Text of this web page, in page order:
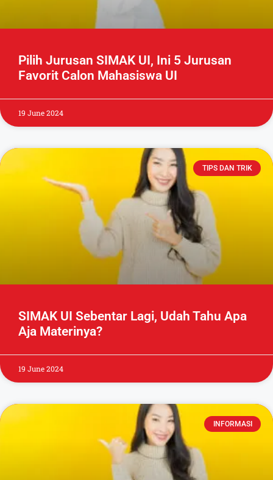
Pilih Jurusan SIMAK UI, Ini 5 Jurusan
Favorit Calon Mahasiswa UI
19 June 2024
TIPS DAN TRIK
SIMAK UI Sebentar Lagi, Udah Tahu Apa
Aja Materinya?
19 June 2024
INFORMASI